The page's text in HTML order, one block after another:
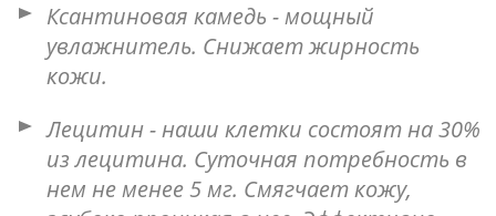
Ксантиновая камедь - мощный
увлажнитель. Снижает жирность
кожи.
Лецитин - наши клетки состоят на 30%
из лецитина. Суточная потребность в
нем не менее 5 мг. Смягчает кожу,